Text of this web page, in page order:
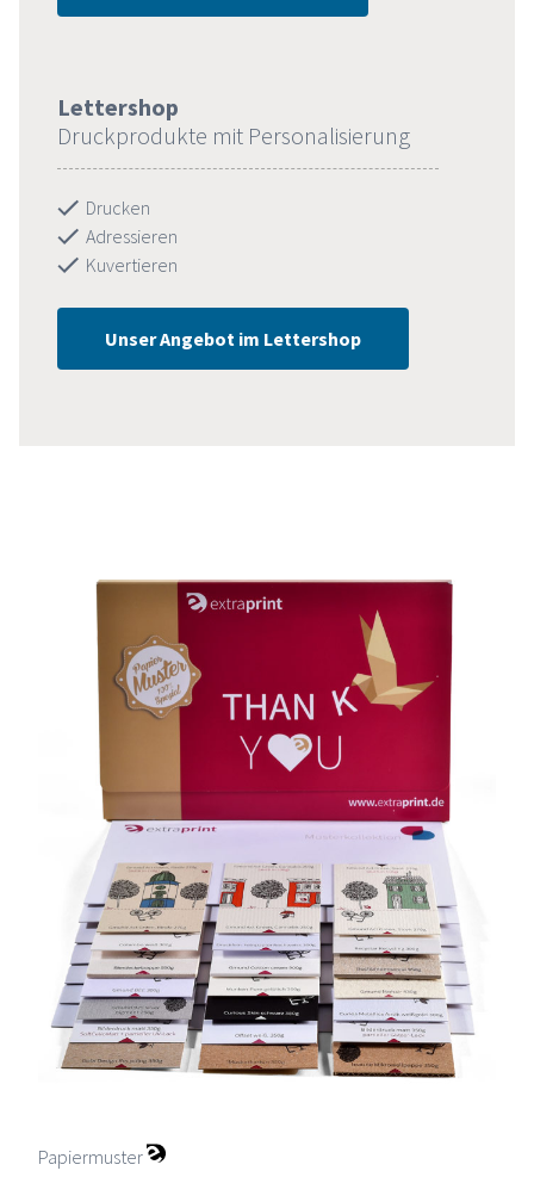
Lettershop
Druckprodukte mit Personalisierung
Drucken
Adressieren
Kuvertieren
Unser Angebot im Lettershop
Papiermuster